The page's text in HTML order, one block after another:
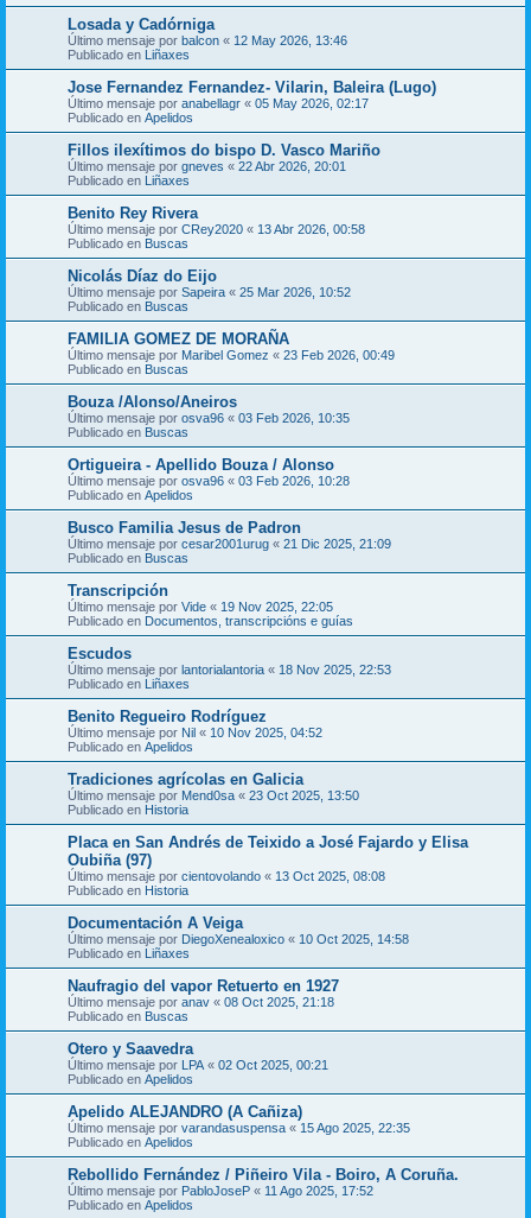
Losada y Cadórniga
Último mensaje por balcon « 12 May 2026, 13:46
Publicado en Liñaxes
Jose Fernandez Fernandez- Vilarin, Baleira (Lugo)
Último mensaje por anabellagr « 05 May 2026, 02:17
Publicado en Apelidos
Fillos ilexítimos do bispo D. Vasco Mariño
Último mensaje por gneves « 22 Abr 2026, 20:01
Publicado en Liñaxes
Benito Rey Rivera
Último mensaje por CRey2020 « 13 Abr 2026, 00:58
Publicado en Buscas
Nicolás Díaz do Eijo
Último mensaje por Sapeira « 25 Mar 2026, 10:52
Publicado en Buscas
FAMILIA GOMEZ DE MORAÑA
Último mensaje por Maribel Gomez « 23 Feb 2026, 00:49
Publicado en Buscas
Bouza /Alonso/Aneiros
Último mensaje por osva96 « 03 Feb 2026, 10:35
Publicado en Buscas
Ortigueira - Apellido Bouza / Alonso
Último mensaje por osva96 « 03 Feb 2026, 10:28
Publicado en Apelidos
Busco Familia Jesus de Padron
Último mensaje por cesar2001urug « 21 Dic 2025, 21:09
Publicado en Buscas
Transcripción
Último mensaje por Vide « 19 Nov 2025, 22:05
Publicado en Documentos, transcripcións e guías
Escudos
Último mensaje por lantorialantoria « 18 Nov 2025, 22:53
Publicado en Liñaxes
Benito Regueiro Rodríguez
Último mensaje por Nil « 10 Nov 2025, 04:52
Publicado en Apelidos
Tradiciones agrícolas en Galicia
Último mensaje por Mend0sa « 23 Oct 2025, 13:50
Publicado en Historia
Placa en San Andrés de Teixido a José Fajardo y Elisa
Oubiña (97)
Último mensaje por cientovolando « 13 Oct 2025, 08:08
Publicado en Historia
Documentación A Veiga
Último mensaje por DiegoXenealoxico « 10 Oct 2025, 14:58
Publicado en Liñaxes
Naufragio del vapor Retuerto en 1927
Último mensaje por anav « 08 Oct 2025, 21:18
Publicado en Buscas
Otero y Saavedra
Último mensaje por LPA « 02 Oct 2025, 00:21
Publicado en Apelidos
Apelido ALEJANDRO (A Cañiza)
Último mensaje por varandasuspensa « 15 Ago 2025, 22:35
Publicado en Apelidos
Rebollido Fernández / Piñeiro Vila - Boiro, A Coruña.
Último mensaje por PabloJoseP « 11 Ago 2025, 17:52
Publicado en Apelidos